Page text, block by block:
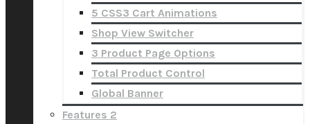
5 CSS3 Cart Animations
Shop View Switcher
3 Product Page Options
Total Product Control
Global Banner
Features 2